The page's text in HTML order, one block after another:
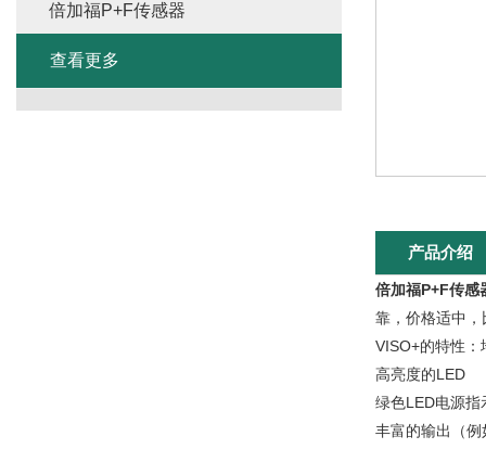
产品介绍
倍加福P+F传感
靠，价格适中，
VISO+的特性
高亮度的LED
绿色LED电源指
丰富的输出（
倍加福P+F传感器
查看更多